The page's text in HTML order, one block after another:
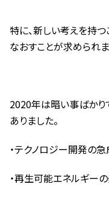
特に、新しい考えを持つ
なおすことが求められま
2020年は暗い事ばかり
ありました。
・テクノロジー開発の
・再生可能エネルギー